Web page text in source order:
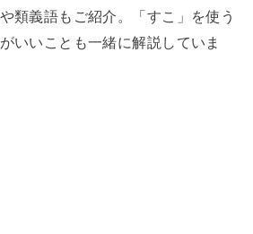
類義語もご紹介。「すこ」を使う
いいことも一緒に解説していま